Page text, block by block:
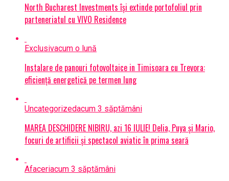
North Bucharest Investments își extinde portofoliul prin
parteneriatul cu VIVO Residence
Exclusivacum o lună
Instalare de panouri fotovoltaice in Timisoara cu Trevora:
eficiență energetică pe termen lung
Uncategorizedacum 3 săptămâni
MAREA DESCHIDERE NIBIRU, azi 16 IULIE! Delia, Puya și Mario,
focuri de artificii și spectacol aviatic în prima seară
Afaceriacum 3 săptămâni